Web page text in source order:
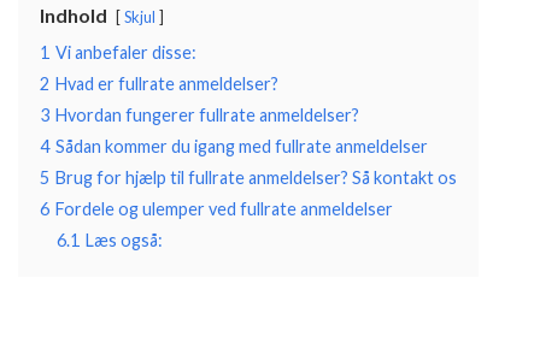
Indhold Skjul
1 Vi anbefaler disse:
2 Hvad er fullrate anmeldelser?
3 Hvordan fungerer fullrate anmeldelser?
4 Sådan kommer du igang med fullrate anmeldelser
5 Brug for hjælp til fullrate anmeldelser? Så kontakt os
6 Fordele og ulemper ved fullrate anmeldelser
6.1 Læs også: